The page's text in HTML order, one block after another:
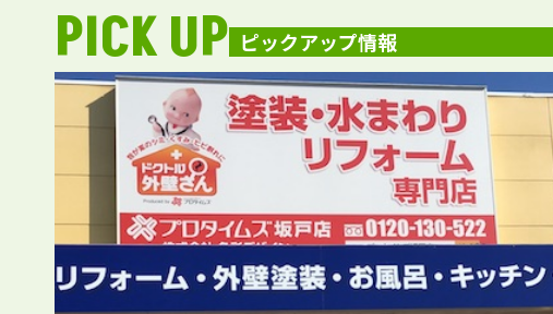
ピックアップ情報
PICK UP